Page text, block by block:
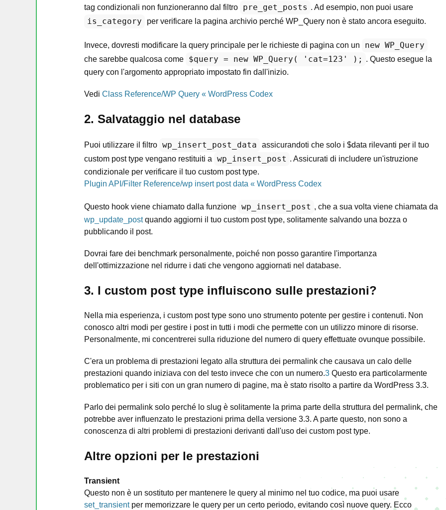
tag condizionali non funzioneranno dal filtro
pre_get_posts . Ad esempio, non puoi usare
is_category per verificare la pagina archivio perché WP_Query non è stato ancora eseguito.
Invece, dovresti modificare la query principale per le richieste di pagina con un new WP_Query
che sarebbe qualcosa come $query = new WP_Query( 'cat=123' );
. Questo esegue la
query con l'argomento appropriato impostato fin dall'inizio.
Vedi Class Reference/WP Query « WordPress Codex
2. Salvataggio nel database
Puoi utilizzare il filtro wp_insert_post_data
assicurandoti che solo i $data rilevanti per il tuo
custom post type vengano restituiti a
wp_insert_post . Assicurati di includere un'istruzione
condizionale per verificare il tuo custom post type.
Plugin API/Filter Reference/wp insert post data « WordPress Codex
Questo hook viene chiamato dalla funzione wp_insert_post , che a sua volta viene chiamata da
wp_update_postquando aggiorni il tuo custom post type, solitamente salvando una bozza o
pubblicando il post.
Dovrai fare dei benchmark personalmente, poiché non posso garantire l'importanza
dell'ottimizzazione nel ridurre i dati che vengono aggiornati nel database.
3. I custom post type influiscono sulle prestazioni?
Nella mia esperienza, i custom post type sono uno strumento potente per gestire i contenuti. Non
conosco altri modi per gestire i post in tutti i modi che permette con un utilizzo minore di risorse.
Personalmente, mi concentrerei sulla riduzione del numero di query effettuate ovunque possibile.
C'era un problema di prestazioni legato alla struttura dei permalink che causava un calo delle
prestazioni quando iniziava con del testo invece che con un numero.3 Questo era particolarmente
problematico per i siti con un gran numero di pagine, ma è stato risolto a partire da WordPress 3.3.
Parlo dei permalink solo perché lo slug è solitamente la prima parte della struttura del permalink, che
potrebbe aver influenzato le prestazioni prima della versione 3.3. A parte questo, non sono a
conoscenza di altri problemi di prestazioni derivanti dall'uso dei custom post type.
Altre opzioni per le prestazioni
Transient
Questo non è un sostituto per mantenere le query al minimo nel tuo codice, ma puoi usare
set_transientper memorizzare le query per un certo periodo, evitando così nuove query. Ecco